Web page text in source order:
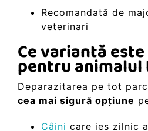
Recomandată de
veterinari
Ce variantă
pentru animalul
Deparazitarea pe tot
cea mai sigură opțiune
Câini care ies zilnic